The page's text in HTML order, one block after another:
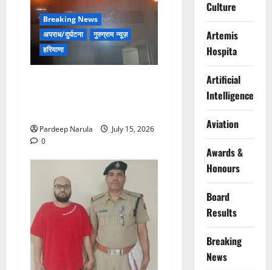
Breaking News
अपराध/दुर्घटना
गुरुग्राम न्यूज़
हरियाणा
Pardeep Narula
July 15, 2026
0
Culture
Artemis
Hospita
Artificial
Intelligence
Aviation
Awards &
Honours
Board
Results
Breaking
News